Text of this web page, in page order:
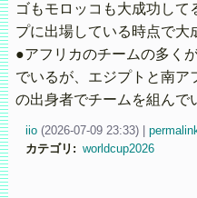
ゴもモロッコも大成功して
プに出場している時点で大
●アフリカのチームの多く
でいるが、エジプトと南ア
の出身者でチームを組んで
iio (2026-07-09 23:33)
カテゴリ : worldcup2026